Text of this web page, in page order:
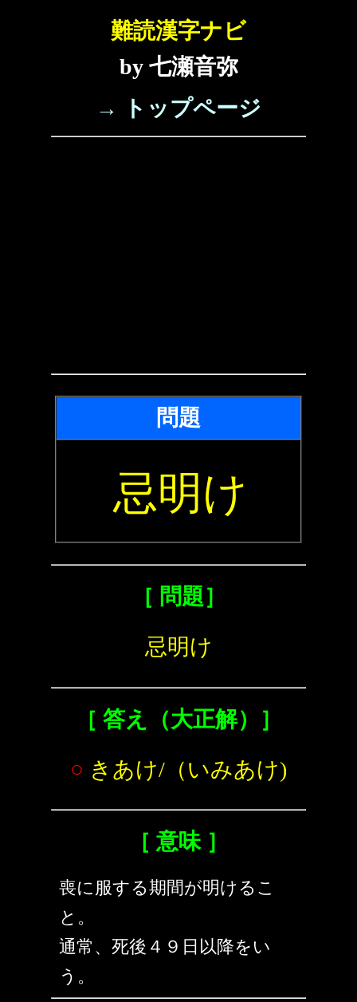
難読漢字ナビ
by 七瀬音弥
→ トップページ
問題
忌明け
［ 問題］
忌明け
［ 答え（大正解）］
○ きあけ/（いみあけ)
［ 意味 ］
喪に服する期間が明けるこ
と。
通常、死後４９日以降をい
う。